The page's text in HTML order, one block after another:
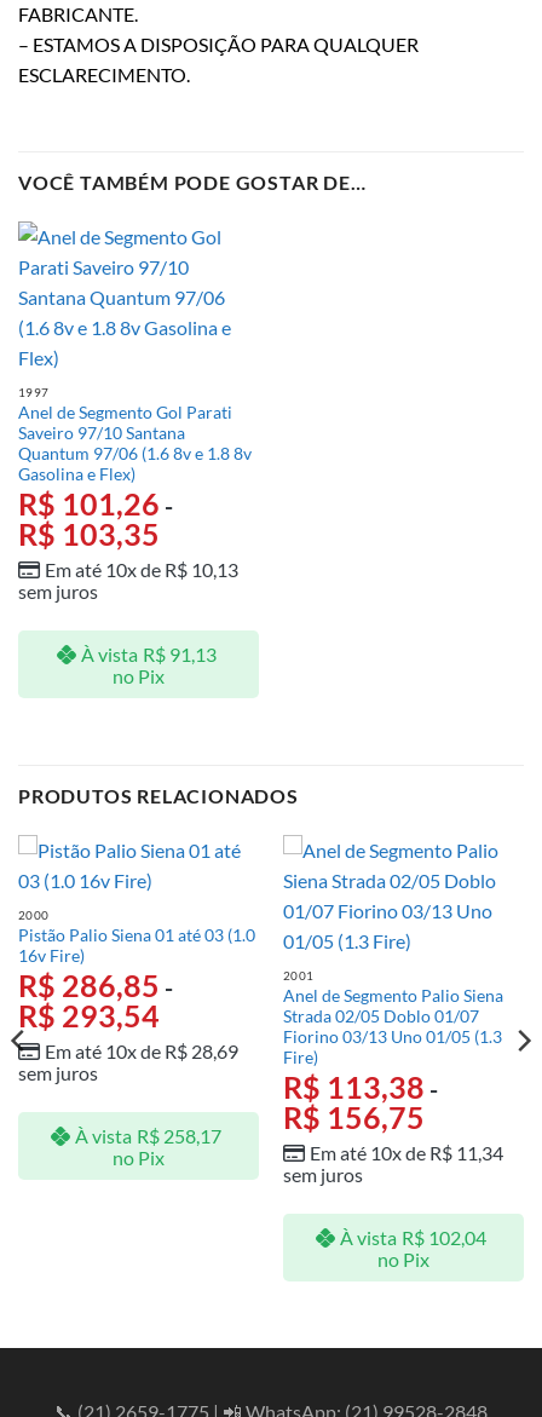
FABRICANTE.
– ESTAMOS A DISPOSIÇÃO PARA QUALQUER
ESCLARECIMENTO.
VOCÊ TAMBÉM PODE GOSTAR DE…
1997
Anel de Segmento Gol Parati
Saveiro 97/10 Santana
Quantum 97/06 (1.6 8v e 1.8 8v
Gasolina e Flex)
R$ 101,26 -
R$ 103,35
Em até 10x de R$10,13
sem juros
À vista R$91,13
no Pix
PRODUTOS RELACIONADOS
2000
Pistão Palio Siena 01 até 03 (1.0
16v Fire)
R$ 286,85 -
R$ 293,54
Em até 10x de R$28,69
sem juros
À vista R$ 258,17
no Pix
2001
Anel de Segmento Palio Siena
Strada 02/05 Doblo 01/07
Fiorino 03/13 Uno 01/05 (1.3
Fire)
R$ 113,38 -
R$ 156,75
Em até 10x de R$11,34
sem juros
À vista R$ 102,04
no Pix
📞 (21) 2659-1775 | 📲 WhatsApp: (21) 99528-2848